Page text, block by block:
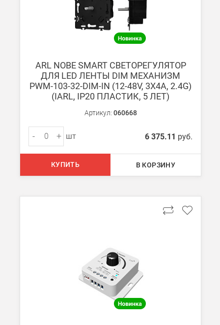
Вы можете оплатить заказ по выставленному счету в любом
После получения оплаты счета с Вами свяжется менеджер
Доставка:
В Москве (внутри МКАД)
БЕСПЛАТНАЯ доставка при сумме заказа от 7000 руб.
В Санкт-Петербурге
БЕСПЛАТНАЯ доставка при сумме заказа от 7000 руб.
При заказе менее 7000 руб. стоимость доставки
ARL NOBE SMART СВЕТОРЕГУЛЯТОР
ДЛЯ LED ЛЕНТЫ DIM МЕХАНИЗМ
PWM-103-32-DIM-IN (12-48V, 3Х4A, 2.4G)
(IARL, IP20 ПЛАСТИК, 5 ЛЕТ)
Артикул: 060668
- + шт 6 375.11 руб.
КУПИТЬ В КОРЗИНУ